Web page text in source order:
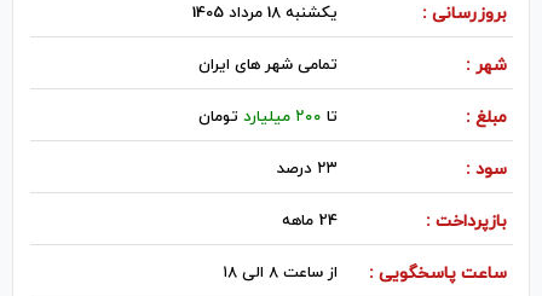
بروزرسانی : یکشنبه 18 مرداد 1405
شهر : تمامی شهر های ایران
مبلغ : تا ۲۰۰ میلیارد تومان
سود : ۲۳ درصد
بازپرداخت : 24 ماهه
ساعت پاسخگویی : از ساعت ۸ الی ۱۸